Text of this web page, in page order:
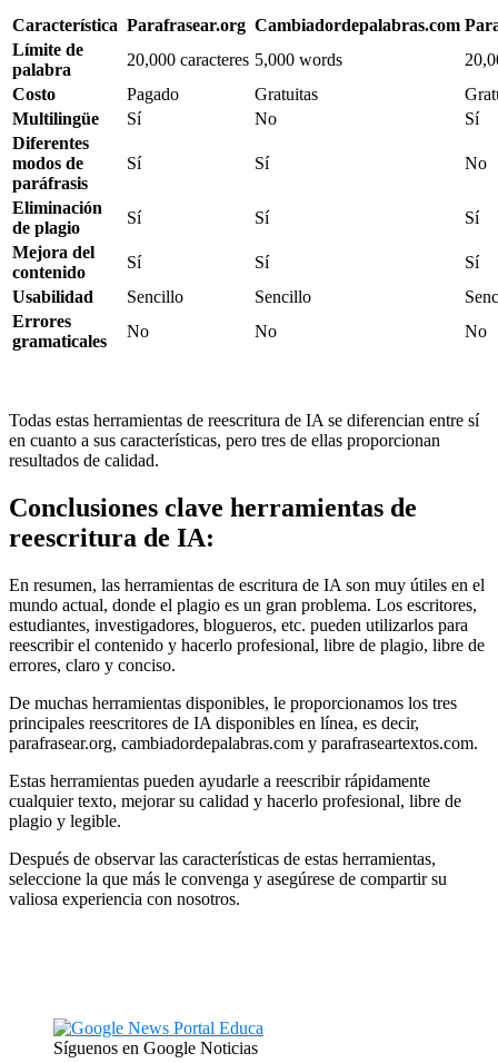
Característica Parafrasear.org Cambiadordepalabras.com
Límite de
palabra
20,000 caracteres 5,000 words
Costo
Pagado Gratuitas
Multilingüe
Sí No
Sí
Diferentes
modos de
paráfrasis
Sí Sí No
Eliminación
de plagio
Sí Sí
Sí
Mejora del
contenido
Sí Sí
Sí
Usabilidad
Sencillo Sencillo
Errores
gramaticales
No No No
Todas estas herramientas de reescritura de IA se diferencian entre sí
en cuanto a sus características, pero tres de ellas proporcionan
resultados de calidad.
Conclusiones clave herramientas de
reescritura de IA:
En resumen, las herramientas de escritura de IA son muy útiles en el
mundo actual, donde el plagio es un gran problema. Los escritores,
estudiantes, investigadores, blogueros, etc. pueden utilizarlos para
reescribir el contenido y hacerlo profesional, libre de plagio, libre de
errores, claro y conciso.
De muchas herramientas disponibles, le proporcionamos los tres
principales reescritores de IA disponibles en línea, es decir,
parafrasear.org, cambiadordepalabras.com y parafraseartextos.com.
Estas herramientas pueden ayudarle a reescribir rápidamente
cualquier texto, mejorar su calidad y hacerlo profesional, libre de
plagio y legible.
Después de observar las características de estas herramientas,
seleccione la que más le convenga y asegúrese de compartir su
valiosa experiencia con nosotros.
Síguenos en Google Noticias